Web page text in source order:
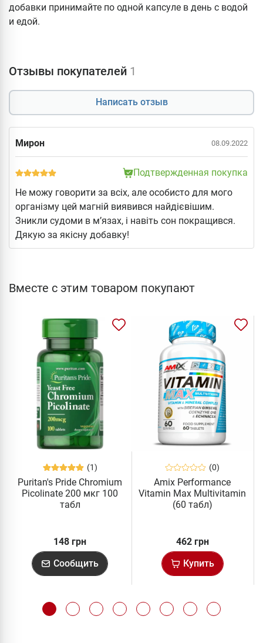
добавки принимайте по одной капсуле в день с водой
и едой.
Отзывы покупателей 1
Написать отзыв
Мирон 08.09.2022
Подтвержденная покупка
Не можу говорити за всіх, але особисто для мого
організму цей магній виявився найдієвішим.
Зникли судоми в м’язах, і навіть сон покращився.
Дякую за якісну добавку!
Вместе с этим товаром покупают
(1)
Puritan's Pride Chromium
Picolinate 200 мкг 100
табл
148 грн
Сообщить
(0)
Amix Performance
Vitamin Max Multivitamin
(60 табл)
462 грн
Купить